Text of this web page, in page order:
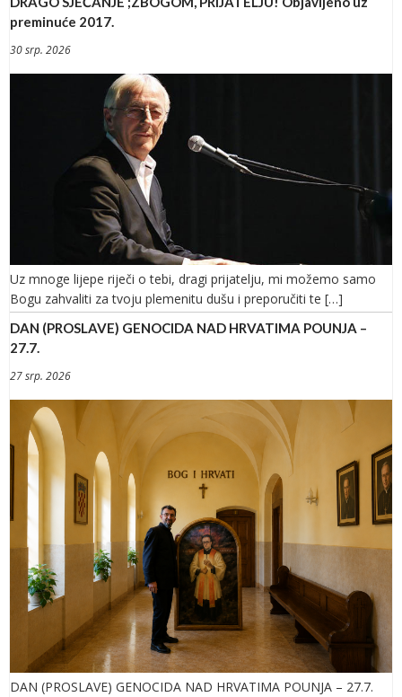
preminuće 2017.
30 srp. 2026
Uz mnoge lijepe riječi o tebi, dragi prijatelju, mi možemo samo
Bogu zahvaliti za tvoju plemenitu dušu i preporučiti te […]
DAN (PROSLAVE) GENOCIDA NAD HRVATIMA POUNJA –
27.7.
27 srp. 2026
DAN (PROSLAVE) GENOCIDA NAD HRVATIMA POUNJA – 27.7.